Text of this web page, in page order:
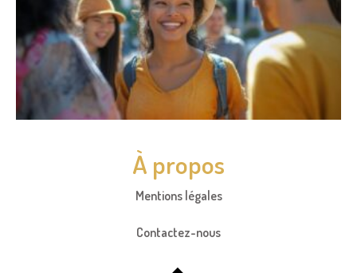
À propos
Mentions légales
Contactez-nous